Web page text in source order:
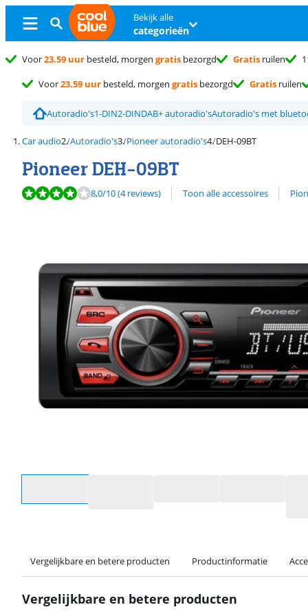
Bekijk alle
categorieën
Voor23.59 uur besteld, morgen gratis bezorgd Gratis ruilen
Voor23.59 uur besteld, morgen gratis bezorgd Gratis ruilen
Autoradio's1-DIN2-DINDAB+ autoradio'sAutoradio's met
Car audio Autoradio's Pioneer autoradio's DEH-09BT
Pioneer DEH-09BT
Beoordeling is 8,0 van de 10, gebaseerd op 4 reviews.
8,0/10(4 reviews) Toon alle accessoires
Bekijk alle
Vergelijkbare en betere producten Productinformatie
Vergelijkbare en betere producten